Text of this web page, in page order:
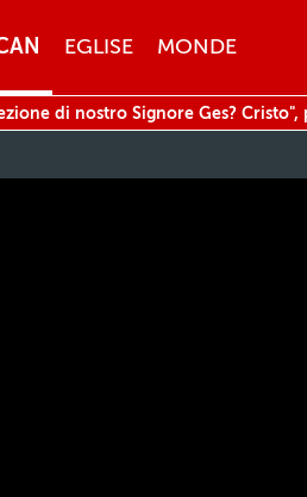
EGLISE MONDE